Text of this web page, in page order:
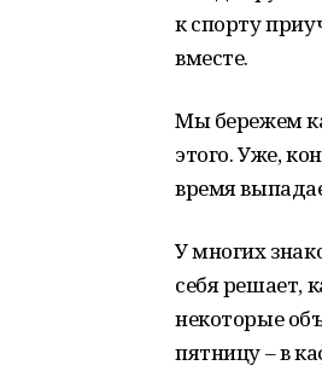
к спорту
вместе.
Мы бережем
этого. Уже,
время
У многих
себя решает,
некоторые
пятницу – в